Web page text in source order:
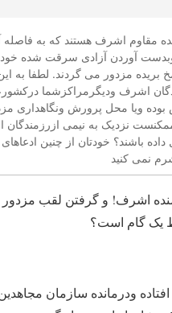
مقاوم اشرف هستند که به فاصله
آوردن آزادی سرقت شده
بریده مزدور می گردند. لطفا به
اشرف ودیگرمراکزشما
ویا محل پرورش ونگاهداری
نزدیک به نیمی ازرزمندگان
باشند؟ خودتان از چنین
نمی کنید
اشرف! و گرفتن لقب مزدور
یک گام است؟
ودرمانده سازمان